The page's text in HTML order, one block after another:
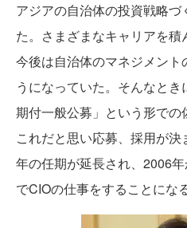
アジアの自治体の投資戦略
た。さまざまなキャリアを積
今後は自治体のマネジメント
うになっていた。そんなと
期付一般公募」という形での
これだと思い応募、採用が
年の任期が延長され、2006
でCIOの仕事をすることになる